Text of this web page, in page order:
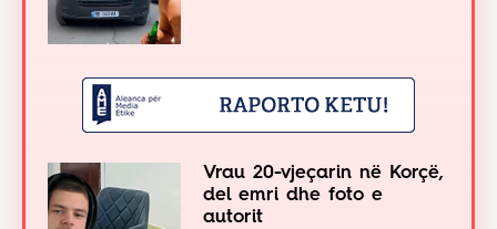
Vrau 20-vjeçarin në Korçë,
del emri dhe foto e
autorit